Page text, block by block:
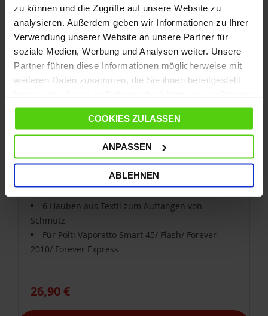
zu können und die Zugriffe auf unsere Website zu
analysieren. Außerdem geben wir Informationen zu Ihrer
Verwendung unserer Website an unsere Partner für
soziale Medien, Werbung und Analysen weiter. Unsere
Partner führen diese Informationen möglicherweise mit
weiteren Daten zusammen, die Sie ihnen bereitgestellt
gesammelt haben.
COOKIES ZULASSEN
ANPASSEN
ABLEHNEN
Set aus 4 Bodenreinigungstücher und
6 Überbezügen Polti Vaporetto
PAEU0210
4 Bodenreininigungstücher aus Baumwolle
6 Hauben aus Textil zum Auffangen von
Schmutz
Für Polti Vaporetto Smart 45/ Flash/ Forever
2010/ Forever Express
26,90 €